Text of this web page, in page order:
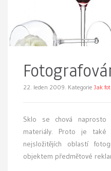
22. leden 2009. Kategorie Jak
Sklo se chová naprosto
materiály. Proto je také
nejsložitějích oblastí
objektem předmětové